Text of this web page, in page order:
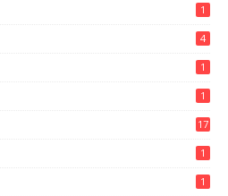
1
4
1
1
17
1
1